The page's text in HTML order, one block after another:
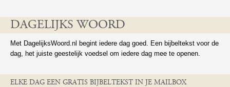
DAGELIJKS WOORD
Met DagelijksWoord.nl begint iedere dag goed. Een bijbeltekst voor de
dag, het juiste geestelijk voedsel om iedere dag mee te openen.
ELKE DAG EEN GRATIS BIJBELTEKST IN JE MAILBOX